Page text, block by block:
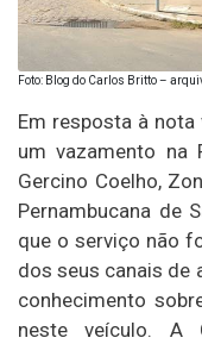
Foto: Blog do Carlos Britto –
Em resposta à
um vazamento na
Gercino Coelho,
Pernambucana de
que o serviço não
dos seus canais de
conhecimento
neste veículo. A